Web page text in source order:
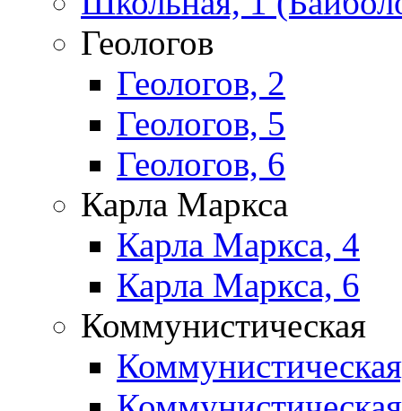
Геологов
Геологов, 2
Геологов, 5
Геологов, 6
Карла Маркса
Карла Маркса, 4
Карла Маркса, 6
Коммунистическая